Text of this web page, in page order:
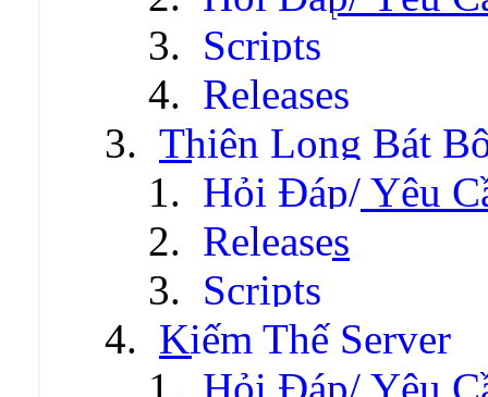
Scripts
Releases
Thiên Long Bát
Hỏi Đáp/ Yêu
Releases
Scripts
Kiếm Thế Server
Hỏi Đáp/ Yêu